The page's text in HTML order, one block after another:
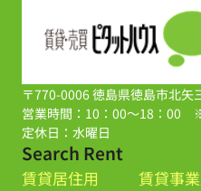
〒770-0006 徳島県徳島市北矢
営業時間：10：00～18：00
定休日：水曜日
Search Rent
賃貸居住用
賃貸事